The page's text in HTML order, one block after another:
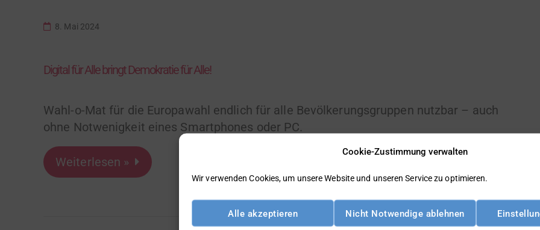
Cookie-Zustimmung verwalten
Wir verwenden Cookies, um unsere Website und unseren Service zu optimieren.
Alle akzeptieren Nicht Notwendige ablehnen
8. Mai 2024
Digital für Alle bringt Demokratie für Alle!
Wahl-o-Mat für die Europawahl endlich für alle Bevölkerungsgruppen nutzbar – auch
ohne Notwenigkeit eines Smartphones oder PC.
Weiterlesen »